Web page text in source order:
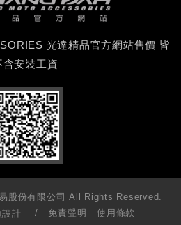
光達精品官方網站售價 皆
含安裝工資
股份有限公司 All Rights Reserved.
設計 免責聲明 使用條款